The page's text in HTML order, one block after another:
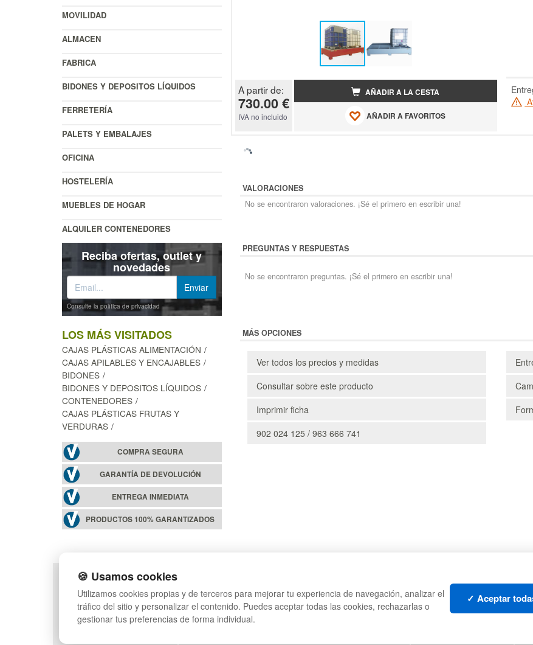
MOVILIDAD
ALMACEN
FABRICA
BIDONES Y DEPOSITOS LÍQUIDOS
FERRETERÍA
PALETS Y EMBALAJES
OFICINA
HOSTELERÍA
MUEBLES DE HOGAR
ALQUILER CONTENEDORES
Reciba ofertas, outlet y
novedades
Consulte la política de privacidad
LOS MÁS VISITADOS
CAJAS PLÁSTICAS ALIMENTACIÓN
CAJAS APILABLES Y ENCAJABLES
BIDONES
BIDONES Y DEPOSITOS LÍQUIDOS
CONTENEDORES
CAJAS PLÁSTICAS FRUTAS Y
VERDURAS
COMPRA SEGURA
GARANTÍA DE DEVOLUCIÓN
ENTREGA INMEDIATA
PRODUCTOS 100% GARANTIZADOS
A partir de:
730.00 €
IVA no incluido
AÑADIR A LA CESTA
AÑADIR A FAVORITOS
VALORACIONES
No se encontraron valoraciones. ¡Sé el primero en escribir una!
PREGUNTAS Y RESPUESTAS
No se encontraron preguntas. ¡Sé el primero en escribir una!
MÁS OPCIONES
Ver todos los precios y medidas
Consultar sobre este producto
Imprimir ficha
902 024 125 / 963 666 741
POLÍTICA DE PRIVACIDAD
CONDICIONES DE USO
CAMBIOS Y DEVOLUCIONES
CONTACTO
PREGUNTAS FRECUENTES
INGRESA A TU CUENTA
ESTANTERÍAS
MANUTENCIÓN
🍪 Usamos cookies
Utilizamos cookies propias y de terceros para mejorar tu experiencia de navegación, analizar el
tráfico del sitio y personalizar el contenido. Puedes aceptar todas las cookies, rechazarlas o
gestionar tus preferencias de forma individual.
✓ Aceptar